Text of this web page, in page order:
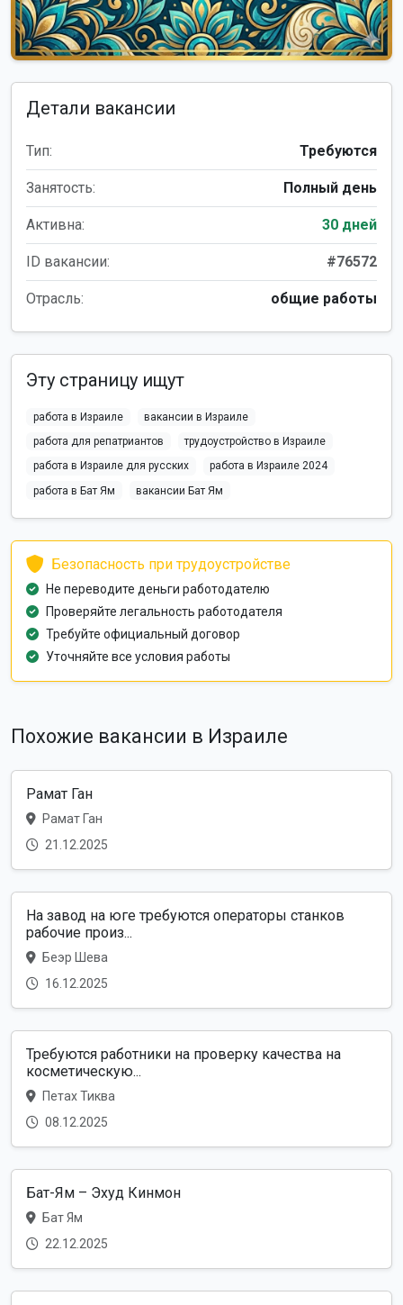
Детали вакансии
Тип: Требуются
Занятость: Полный день
Активна: 30 дней
ID вакансии: #76572
Отрасль: общие работы
Эту страницу ищут
работа в Израиле
вакансии в Израиле
работа для репатриантов
трудоустройство в Израиле
работа в Израиле для русских
работа в Израиле 2024
работа в Бат Ям
вакансии Бат Ям
Безопасность при трудоустройстве
Не переводите деньги работодателю
Проверяйте легальность работодателя
Требуйте официальный договор
Уточняйте все условия работы
Похожие вакансии в Израиле
Рамат Ган
Рамат Ган
21.12.2025
На завод на юге требуются операторы станков
рабочие произ...
Беэр Шева
16.12.2025
Требуются работники на проверку качества на
косметическую...
Петах Тиква
08.12.2025
Бат-Ям – Эхуд Кинмон
Бат Ям
22.12.2025